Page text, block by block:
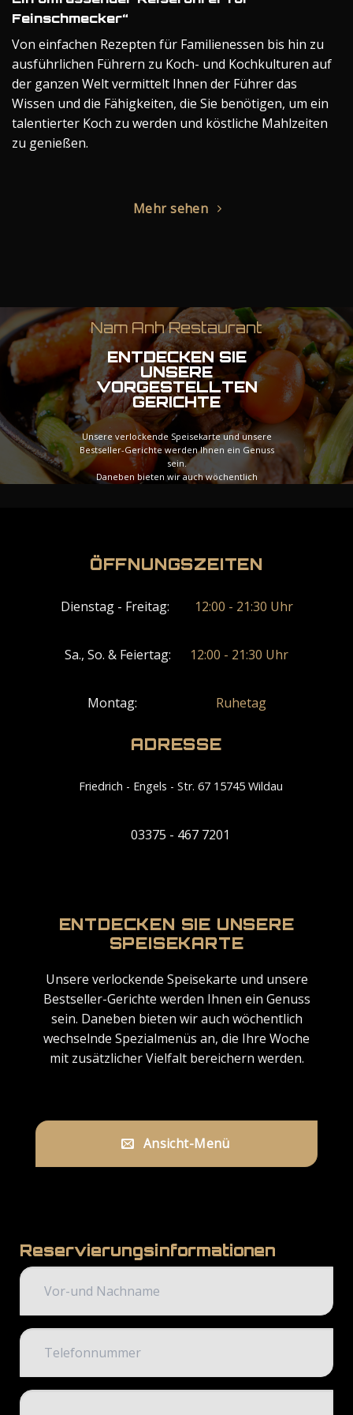
Feinschmecker“
Von einfachen Rezepten für Familienessen bis hin zu
ausführlichen Führern zu Koch- und Kochkulturen auf
der ganzen Welt vermittelt Ihnen der Führer das
Wissen und die Fähigkeiten, die Sie benötigen, um ein
talentierter Koch zu werden und köstliche Mahlzeiten
zu genießen.
Mehr sehen
Nam Anh Restaurant
ENTDECKEN SIE
UNSERE
VORGESTELLTEN
GERICHTE
Unsere verlockende Speisekarte und unsere
Bestseller-Gerichte werden Ihnen ein Genuss
sein.
Daneben bieten wir auch wöchentlich
Ansicht-Menü
ÖFFNUNGSZEITEN
Dienstag - Freitag: 12:00 - 21:30 Uhr
Sa., So. & Feiertag: 12:00 - 21:30 Uhr
Montag: Ruhetag
ADRESSE
Friedrich - Engels - Str. 67 15745 Wildau
03375 - 467 7201
ENTDECKEN SIE UNSERE
SPEISEKARTE
Unsere verlockende Speisekarte und unsere
Bestseller-Gerichte werden Ihnen ein Genuss
sein. Daneben bieten wir auch wöchentlich
wechselnde Spezialmenüs an, die Ihre Woche
mit zusätzlicher Vielfalt bereichern werden.
Ansicht-Menü
Reservierungsinformationen